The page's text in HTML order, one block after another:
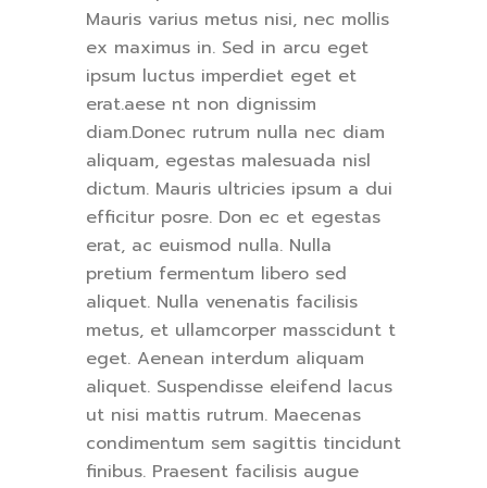
Mauris varius metus nisi, nec mollis
ex maximus in. Sed in arcu eget
ipsum luctus imperdiet eget et
erat.aese nt non dignissim
diam.Donec rutrum nulla nec diam
aliquam, egestas malesuada nisl
dictum. Mauris ultricies ipsum a dui
efficitur posre. Don ec et egestas
erat, ac euismod nulla. Nulla
pretium fermentum libero sed
aliquet. Nulla venenatis facilisis
metus, et ullamcorper masscidunt t
eget. Aenean interdum aliquam
aliquet. Suspendisse eleifend lacus
ut nisi mattis rutrum. Maecenas
condimentum sem sagittis tincidunt
finibus. Praesent facilisis augue